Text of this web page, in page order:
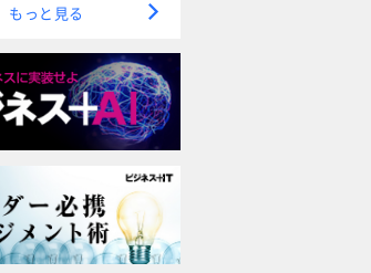
もっと見る